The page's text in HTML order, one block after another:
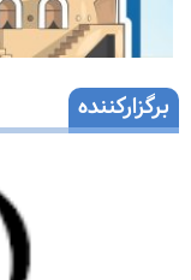
برگزارکننده